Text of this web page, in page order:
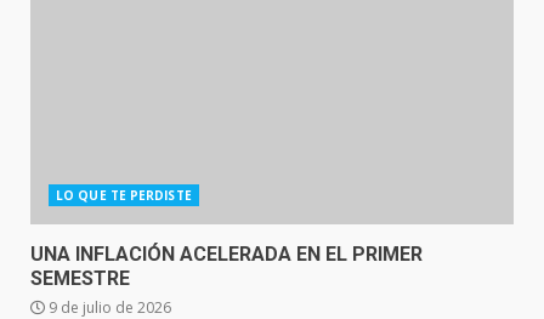
LO QUE TE PERDISTE
UNA INFLACIÓN ACELERADA EN EL PRIMER
SEMESTRE
9 de julio de 2026